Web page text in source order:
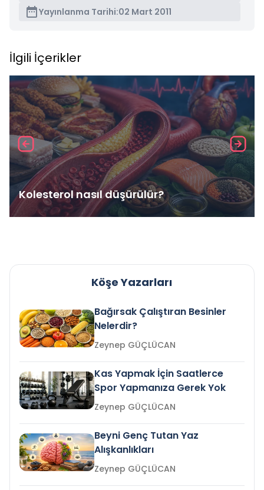
Yayınlanma Tarihi:02 Mart 2011
İlgili İçerikler
Kolesterol nasıl düşürülür?
Köşe Yazarları
Bağırsak Çalıştıran Besinler
Nelerdir?
Zeynep GÜÇLÜCAN
Kas Yapmak İçin Saatlerce
Spor Yapmanıza Gerek Yok
Zeynep GÜÇLÜCAN
Beyni Genç Tutan Yaz
Alışkanlıkları
Zeynep GÜÇLÜCAN